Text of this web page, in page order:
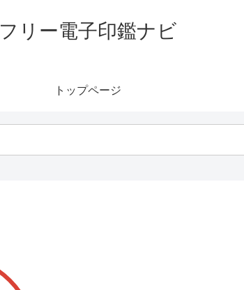
フリー電子印鑑ナビ
トップページ